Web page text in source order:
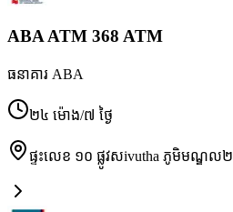
ABA ATM 368 ATM
ធនាគារ ABA
២៤ ម៉ោង/៧ ថ្ងៃ
ផ្ទះលេខ ១០ ផ្លូវសivutha ភូមិមណ្ឌល២